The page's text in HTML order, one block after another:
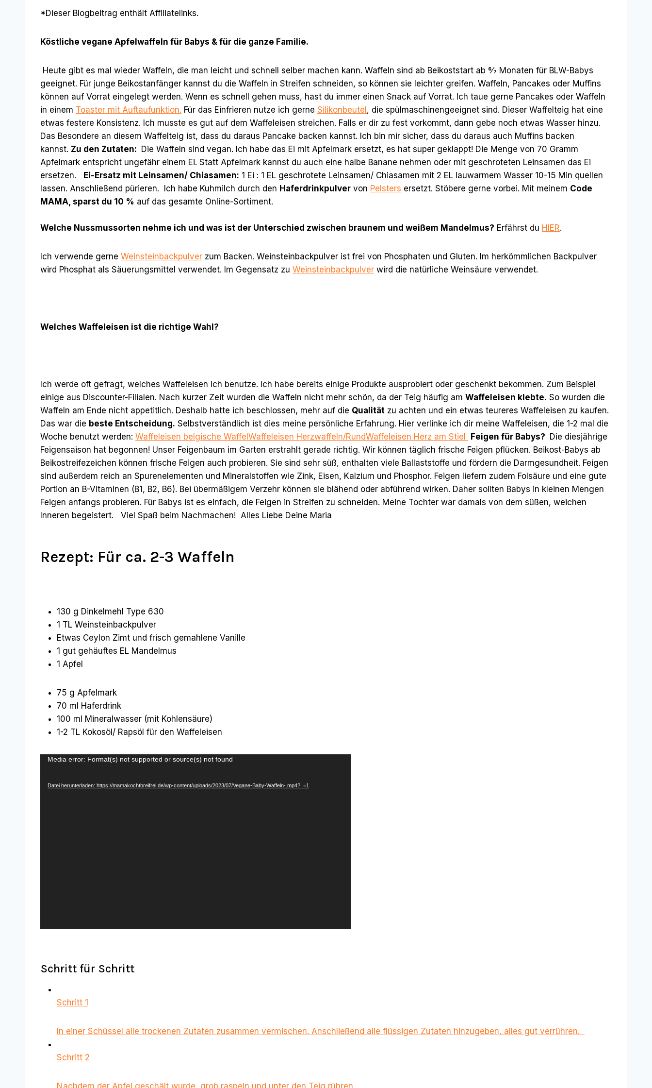
*Dieser Blogbeitrag enthält Affiliatelinks.
Köstliche vegane Apfelwaffeln für Babys & für die ganze Familie.
Heute gibt es mal wieder Waffeln, die man leicht und schnell selber machen kann. Waffeln sind ab Beikoststart ab 6⁄7 Monaten für BLW-Babys
geeignet. Für junge Beikostanfänger kannst du die Waffeln in Streifen schneiden, so können sie leichter greifen. Waffeln, Pancakes oder Muffins
können auf Vorrat eingelegt werden. Wenn es schnell gehen muss, hast du immer einen Snack auf Vorrat. Ich taue gerne Pancakes oder Waffeln
in einem Toaster mit Auftaufunktion. Für das Einfrieren nutze ich gerne Silikonbeutel , die spülmaschinengeeignet sind. Dieser Waffelteig hat eine
etwas festere Konsistenz. Ich musste es gut auf dem Waffeleisen streichen. Falls er dir zu fest vorkommt, dann gebe noch etwas Wasser hinzu.
Das Besondere an diesem Waffelteig ist, dass du daraus Pancake backen kannst. Ich bin mir sicher, dass du daraus auch Muffins backen
kannst. Zu den Zutaten: Die Waffeln sind vegan. Ich habe das Ei mit Apfelmark ersetzt, es hat super geklappt! Die Menge von 70 Gramm
Apfelmark entspricht ungefähr einem Ei. Statt Apfelmark kannst du auch eine halbe Banane nehmen oder mit geschroteten Leinsamen das Ei
ersetzen.
Ei-Ersatz mit Leinsamen/ Chiasamen: 1 Ei : 1 EL geschrotete Leinsamen/ Chiasamen mit 2 EL lauwarmem Wasser 10-15 Min quellen
lassen. Anschließend pürieren. Ich habe Kuhmilch durch den Haferdrinkpulver von Pelsters ersetzt. Stöbere gerne vorbei. Mit meinem Code
MAMA, sparst du 10 % auf das gesamte Online-Sortiment.
Welche Nussmussorten nehme ich und was ist der Unterschied zwischen braunem und weißem Mandelmus? Erfährst du HIER.
Ich verwende gerne Weinsteinbackpulver zum Backen. Weinsteinbackpulver ist frei von Phosphaten und Gluten. Im herkömmlichen Backpulver
wird Phosphat als Säuerungsmittel verwendet. Im Gegensatz zu Weinsteinbackpulver wird die natürliche Weinsäure verwendet.
Welches Waffeleisen ist die richtige Wahl?
Ich werde oft gefragt, welches Waffeleisen ich benutze. Ich habe bereits einige Produkte ausprobiert oder geschenkt bekommen. Zum Beispiel
einige aus Discounter-Filialen. Nach kurzer Zeit wurden die Waffeln nicht mehr schön, da der Teig häufig am Waffeleisen klebte. So wurden die
Waffeln am Ende nicht appetitlich. Deshalb hatte ich beschlossen, mehr auf die Qualität zu achten und ein etwas teureres Waffeleisen zu kaufen.
Das war die beste Entscheidung. Selbstverständlich ist dies meine persönliche Erfahrung. Hier verlinke ich dir meine Waffeleisen, die 1-2 mal die
Woche benutzt werden: Waffeleisen belgische Waffel Waffeleisen Herzwaffeln/RundWaffeleisen Herz am Stiel Feigen für Babys? Die diesjährige
Feigensaison hat begonnen! Unser Feigenbaum im Garten erstrahlt gerade richtig. Wir können täglich frische Feigen pflücken. Beikost-Babys ab
Beikostreifezeichen können frische Feigen auch probieren. Sie sind sehr süß, enthalten viele Ballaststoffe und fördern die Darmgesundheit. Feigen
sind außerdem reich an Spurenelementen und Mineralstoffen wie Zink, Eisen, Kalzium und Phosphor. Feigen liefern zudem Folsäure und eine gute
Portion an B-Vitaminen (B1, B2, B6). Bei übermäßigem Verzehr können sie blähend oder abführend wirken. Daher sollten Babys in kleinen Mengen
Feigen anfangs probieren. Für Babys ist es einfach, die Feigen in Streifen zu schneiden. Meine Tochter war damals von dem süßen, weichen
Inneren begeistert. Viel Spaß beim Nachmachen! Alles Liebe Deine Maria
Rezept: Für ca. 2-3 Waffeln
130 g Dinkelmehl Type 630
1 TL Weinsteinbackpulver
Etwas Ceylon Zimt und frisch gemahlene Vanille
1 gut gehäuftes EL Mandelmus
1 Apfel
75 g Apfelmark
70 ml Haferdrink
100 ml Mineralwasser (mit Kohlensäure)
1-2 TL Kokosöl/ Rapsöl für den Waffeleisen
Media error: Format(s) not supported or source(s) not found
Datei herunterladen: https://mamakochtbreifrei.de/wp-content/uploads/2023/07/Vegane-Baby-Waffeln-.mp4?_=1
Schritt für Schritt
Schritt 1
In einer Schüssel alle trockenen Zutaten zusammen vermischen. Anschließend alle flüssigen Zutaten hinzugeben, alles gut verrühren.
Schritt 2